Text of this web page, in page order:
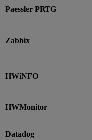
Paessler PRTG
Zabbix
HWiNFO
HWMonitor
Datadog